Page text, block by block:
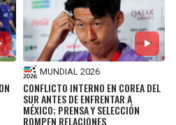
MUNDIAL 2026
CONFLICTO INTERNO EN COREA DEL
SUR ANTES DE ENFRENTAR A
MÉXICO; PRENSA Y SELECCIÓN
ROMPEN RELACIONES